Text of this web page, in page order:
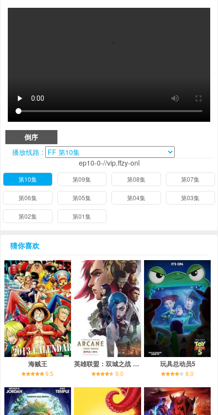
倒序
播放线路 :
ep10-0-//vip.ffzy-onl
第10集 第09集 第08集 第07集
第06集 第05集 第04集 第03集
第02集 第01集
猜你喜欢
海贼王
9.5
英雄联盟：双城之战 第一季
9.0
玩具总动员5
8.0